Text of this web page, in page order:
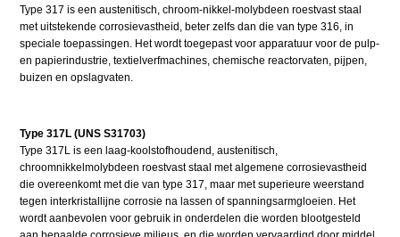
Type 317 is een austenitisch, chroom-nikkel-molybdeen roestvast staal
met uitstekende corrosievastheid, beter zelfs dan die van type 316, in
speciale toepassingen. Het wordt toegepast voor apparatuur voor de pulp-
en papierindustrie, textielverfmachines, chemische reactorvaten, pijpen,
buizen en opslagvaten.
Type 317L (UNS S31703)
Type 317L is een laag-koolstofhoudend, austenitisch,
chroomnikkelmolybdeen roestvast staal met algemene corrosievastheid
die overeenkomt met die van type 317, maar met superieure weerstand
tegen interkristallijne corrosie na lassen of spanningsarmgloeien. Het
wordt aanbevolen voor gebruik in onderdelen die worden blootgesteld